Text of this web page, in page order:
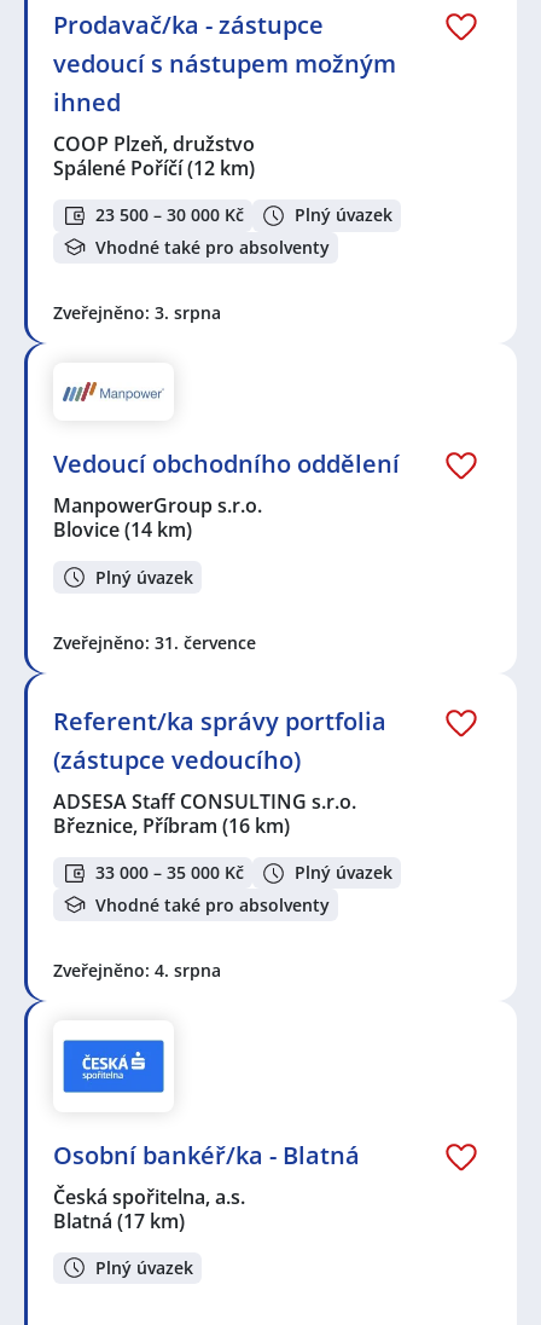
Prodavač/ka - zástupce
vedoucí s nástupem možným
ihned
COOP Plzeň, družstvo
Spálené Poříčí(12 km)
23 500 – 30 000 Kč
Plný úvazek
Vhodné také pro absolventy
Zveřejněno: 3. srpna
Vedoucí obchodního oddělení
ManpowerGroup s.r.o.
Blovice(14 km)
Plný úvazek
Zveřejněno: 31. července
Referent/ka správy portfolia
(zástupce vedoucího)
ADSESA Staff CONSULTING s.r.o.
Březnice, Příbram (16 km)
33 000 – 35 000 Kč
Plný úvazek
Vhodné také pro absolventy
Zveřejněno: 4. srpna
Osobní bankéř/ka - Blatná
Česká spořitelna, a.s.
Blatná (17 km)
Plný úvazek